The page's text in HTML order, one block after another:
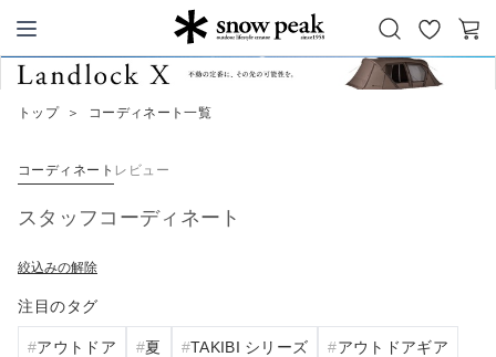
Snow Peak
お
気
カ
トップ ＞ コーディネート一覧
コーディネート レビュー
スタッフコーディネート
絞込みの解除
注目のタグ
アウトドア 夏 TAKIBI シリーズ アウトドアギア